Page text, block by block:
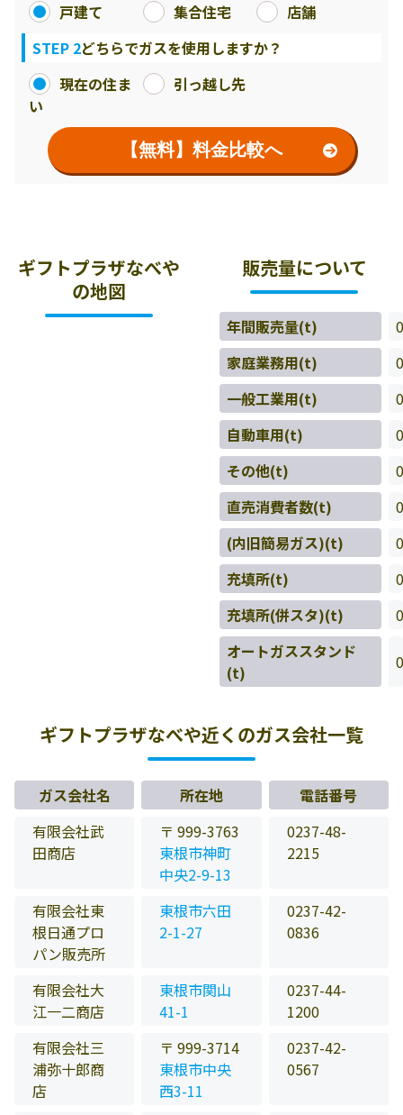
戸建て
集合住宅
店舗
STEP 2どちらでガスを使用しますか？
現在の住ま
い
引っ越し先
【無料】料金比較へ
ギフトプラザなべや
の地図
販売量について
年間販売量(t)
0
家庭業務用(t)
0
一般工業用(t)
0
自動車用(t)
0
その他(t)
0
直売消費者数(t)
0
(内旧簡易ガス)(t)
0
充填所(t)
0
充填所(併スタ)(t)
0
オートガススタンド
(t)
0
ギフトプラザなべや近くのガス会社一覧
ガス会社名 所在地
電話番号
有限会社武
田商店
〒 999-3763
東根市神町
中央2-9-13
0237-48-
2215
有限会社東
根日通プロ
パン販売所
東根市六田
2-1-27
0237-42-
0836
有限会社大
江一二商店
東根市関山
41-1
0237-44-
1200
有限会社三
浦弥十郎商
店
〒 999-3714
東根市中央
西3-11
0237-42-
0567